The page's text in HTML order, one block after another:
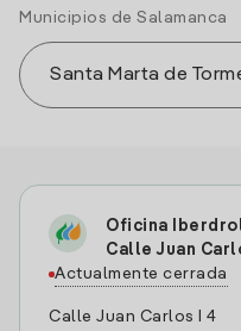
Municipios de Salamanca
Oficina
Calle Juan
Actualmente cerrada
Calle Juan Carlos I 4